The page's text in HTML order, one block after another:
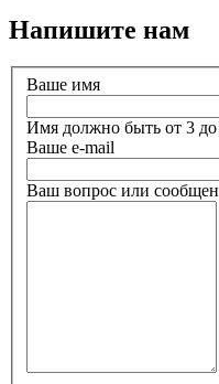
Напишите нам
Ваше имя
Имя должно быть от 3
Ваше e-mail
Ваш вопрос или